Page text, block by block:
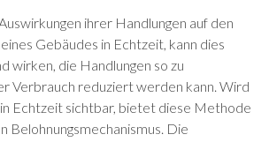
ihrer Handlungen auf den
Gebäudes in Echtzeit, kann dies
wirken, die Handlungen so zu
Verbrauch reduziert werden kann. Wird
Echtzeit sichtbar, bietet diese Methode
Belohnungsmechanismus. Die